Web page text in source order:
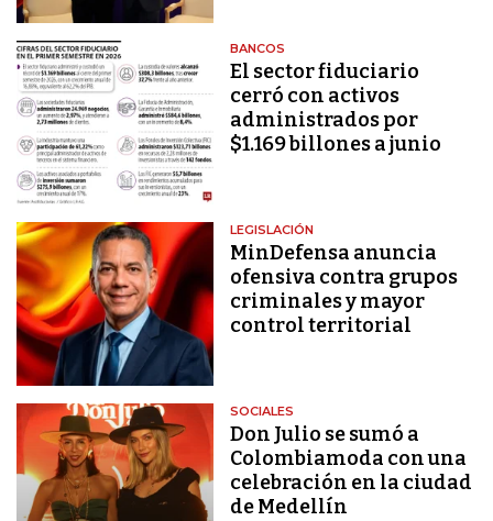
BANCOS
El sector fiduciario
cerró con activos
administrados por
$1.169 billones a junio
LEGISLACIÓN
MinDefensa anuncia
ofensiva contra grupos
criminales y mayor
control territorial
SOCIALES
Don Julio se sumó a
Colombiamoda con una
celebración en la ciudad
de Medellín